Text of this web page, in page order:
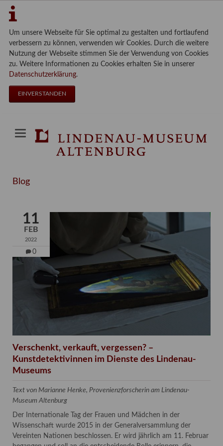
Um unsere Webseite für Sie optimal zu gestalten und fortlaufend
verbessern zu können, verwenden wir Cookies. Durch die weitere
Nutzung der Webseite stimmen Sie der Verwendung von Cookies
zu. Weitere Informationen zu Cookies erhalten Sie in unserer
Datenschutzerklärung.
EINVERSTANDEN
Blog
11
FEB
2022
0
Verschenkt, verkauft, vergessen? –
Kunstdetektivinnen im Dienste des Lindenau-
Museums
Text von Marianne Henke, Provenienzforscherin am Lindenau-
Museum Altenburg
Der Internationale Tag der Frauen und Mädchen in der
Wissenschaft wurde 2015 in der Generalversammlung der
Vereinten Nationen beschlossen. Er wird jährlich am 11. Februar